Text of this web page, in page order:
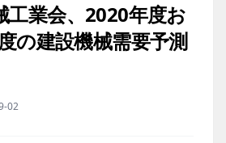
工業会、2020年度お
の建設機械需要予測
02